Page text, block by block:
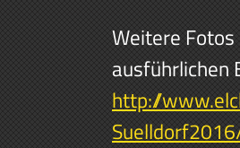
Weitere
ausführlichen
http://